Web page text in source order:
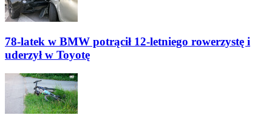
78-latek w BMW potrącił 12-letniego rowerzystę i
uderzył w Toyotę